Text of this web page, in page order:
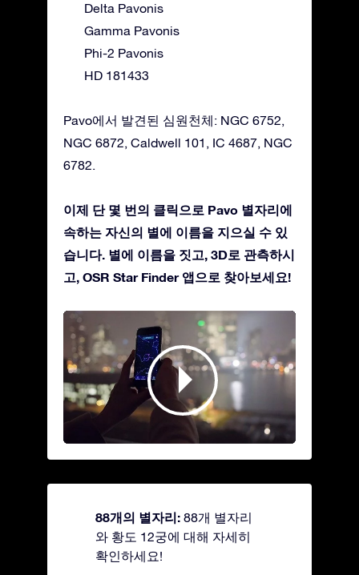
Delta Pavonis
Gamma Pavonis
Phi-2 Pavonis
HD 181433
Pavo에서 발견된 심원천체: NGC 6752,
NGC 6872, Caldwell 101, IC 4687, NGC
6782.
이제 단 몇 번의 클릭으로 Pavo 별자리에
속하는 자신의 별에 이름을 지으실 수 있
습니다. 별에 이름을 짓고, 3D로 관측하시
고, OSR Star Finder 앱으로 찾아보세요!
88개의 별자리: 88개 별자리
와 황도 12궁에 대해 자세히
확인하세요!